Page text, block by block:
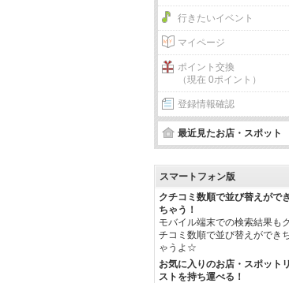
行きたいイベント
マイページ
ポイント交換
（現在 0ポイント）
登録情報確認
最近見たお店・スポット
スマートフォン版
クチコミ数順で並び替えができ
ちゃう！
モバイル端末での検索結果もク
チコミ数順で並び替えができ
ゃうよ☆
お気に入りのお店・スポットリ
ストを持ち運べる！